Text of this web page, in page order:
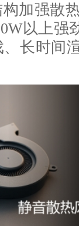
加强散
以上强
长时间